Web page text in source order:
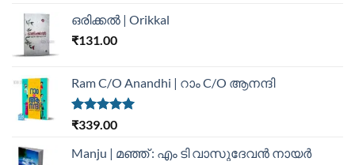
ഒരിക്കൽ | Orikkal
₹131.00
Ram C/O Anandhi | റാം C/O ആനന്ദി
Rated5.00
₹339.00
Manju | മഞ്ഞ് : എം ടി വാസുദേവന്‍ നായര്‍